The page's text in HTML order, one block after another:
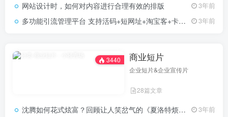
网站设计时，如何对内容进行合理有效的排版 3年前
多功能引流管理平台 支持活码+短网址+淘宝客+卡片分享等 PHP网站源码 3年前
3440 商业短片
企业短片&企业宣传片
28篇文章
沈腾如何花式炫富？回顾让人笑岔气的《夏洛特烦恼》姊妹篇-《西虹市首富》 3年前